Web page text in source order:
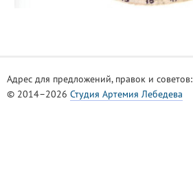
Адрес для предложений, правок и советов:
© 2014–2026 Студия Артемия Лебедева